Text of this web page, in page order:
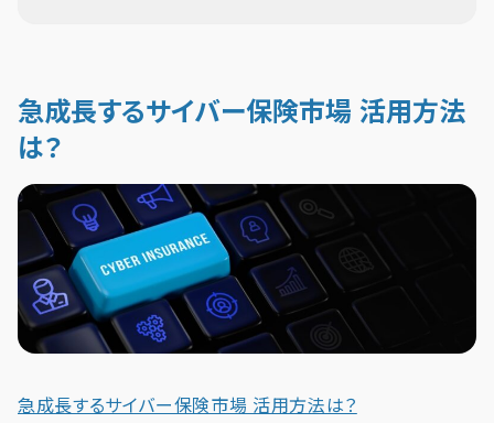
急成長するサイバー保険市場 活用方法
は？
急成長するサイバー保険市場 活用方法は？